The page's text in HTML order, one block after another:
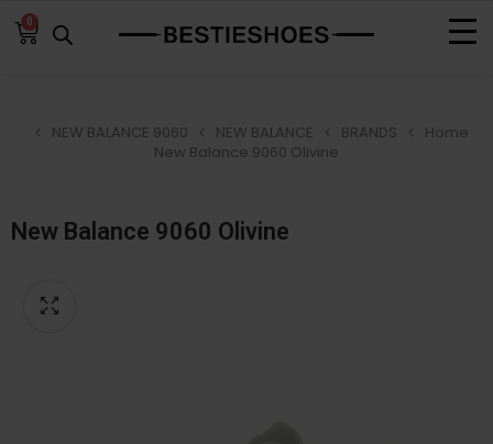
0
Home
BRANDS
NEW BALANCE
NEW BALANCE 9060
New Balance 9060 Olivine⁩⁩
New Balance 9060 Olivine⁩⁩